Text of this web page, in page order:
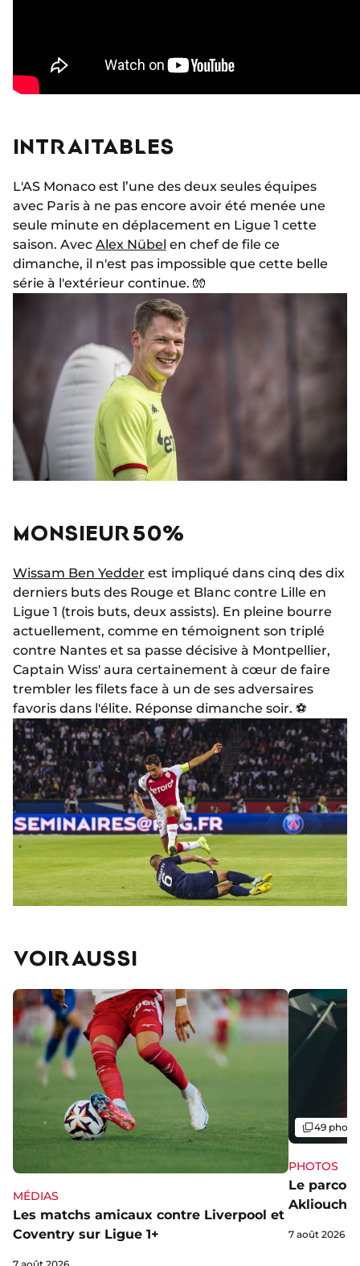
INTRAITABLES
L'AS Monaco est l’une des deux seules équipes
avec Paris à ne pas encore avoir été menée une
seule minute en déplacement en Ligue 1 cette
saison. Avec Alex Nübel en chef de file ce
dimanche, il n'est pas impossible que cette belle
série à l'extérieur continue. 🧤
MONSIEUR 50%
Wissam Ben Yedder est impliqué dans cinq des dix
derniers buts des Rouge et Blanc contre Lille en
Ligue 1 (trois buts, deux assists). En pleine bourre
actuellement, comme en témoignent son triplé
contre Nantes et sa passe décisive à Montpellier,
Captain Wiss' aura certainement à cœur de faire
trembler les filets face à un de ses adversaires
favoris dans l'élite. Réponse dimanche soir. ⚽️
VOIR AUSSI
MÉDIAS
Les matchs amicaux contre Liverpool et
Coventry sur Ligue 1+
PHOTOS
Le
Akliouche
Galerie
49
7 août 2026